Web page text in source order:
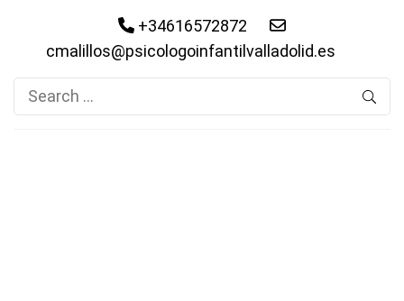
+34616572872
cmalillos@psicologoinfantilvalladolid.es
Search
for: